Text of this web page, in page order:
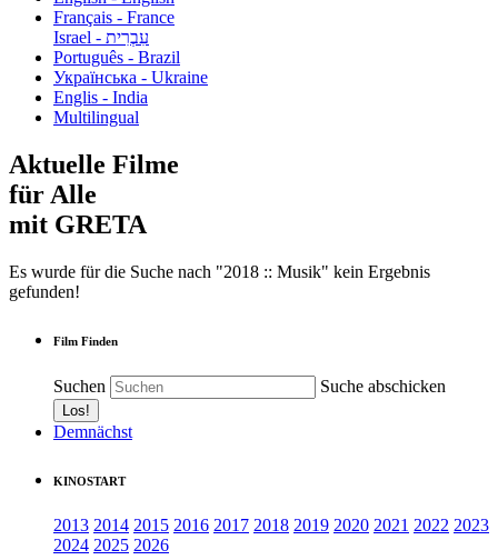
Français - France
עִבְרִית - Israel
Português - Brazil
Українська - Ukraine
Englis - India
Multilingual
Aktuelle Filme
für Alle
mit GRETA
Es wurde für die Suche nach "2018 :: Musik" kein Ergebnis
gefunden!
Film Finden
Suchen Suche abschicken
Demnächst
KINOSTART
2013 2014 2015 2016 2017 2018 2019 2020 2021 2022 2023
2024 2025 2026